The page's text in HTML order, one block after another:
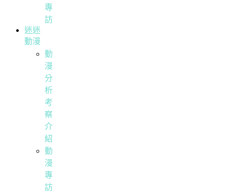
專
訪
迷迷
動漫
動
漫
分
析
考
察
介
紹
動
漫
專
訪